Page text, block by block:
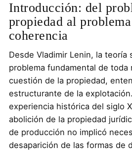
Introducción: del
propiedad al
coherencia
Desde Vladimir Lenin, la teoría
problema fundamental de toda
cuestión de la propiedad,
estructurante de la
experiencia histórica del siglo
abolición de la propiedad
de producción no implicó
desaparición de las formas de